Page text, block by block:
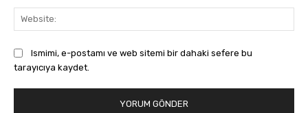
Ismimi, e-postamı ve web sitemi bir dahaki sefere bu
tarayıcıya kaydet.